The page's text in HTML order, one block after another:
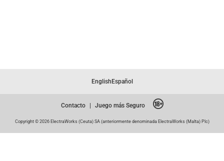
English Español
Contacto Juego más Seguro
Copyright © 2026 ElectraWorks (Ceuta) SA (anteriormente denominada ElectraWorks (Malta) Plc)